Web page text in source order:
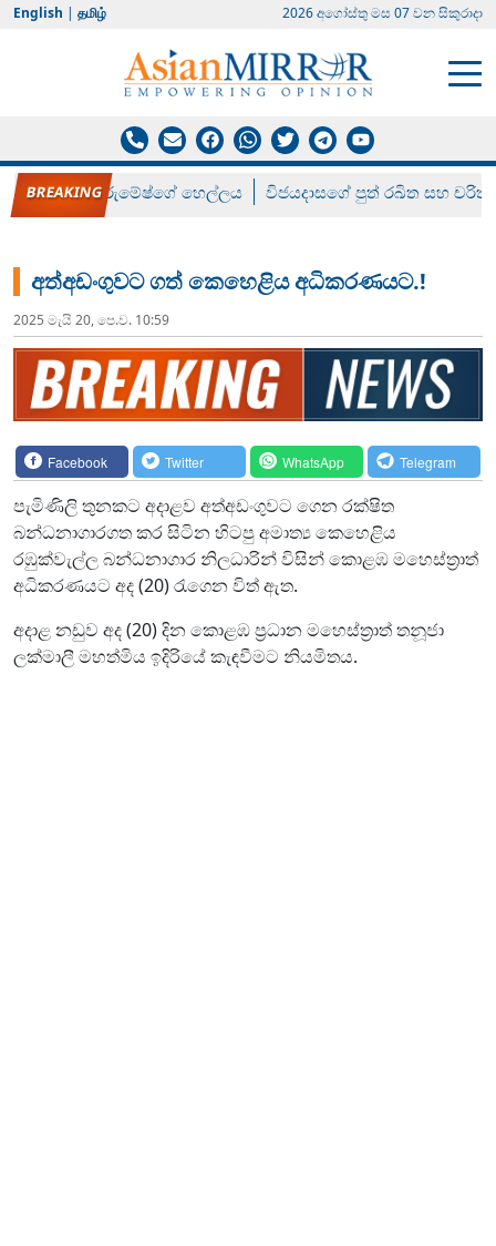
English | தமிழ் 2026 අගෝස්‍තු මස 07 වන සිකුරාදා
රන් ගෙනා රුමේෂ්ගේ හෙල්ලය විජයදාසගේ පුත් රඛිත සහ චරිත්
අත්අඩංගුවට ගත් කෙහෙළිය අධිකරණයට.!
2025 මැයි 20, පෙ.ව. 10:59
Facebook Twitter WhatsApp Telegram
පැමිණිලි තුනකට අදාළව අත්අඩංගුවට ගෙන රක්ෂිත
බන්ධනාගාරගත කර සිටින හිටපු අමාත්‍ය කෙහෙළිය
රඹුක්වැල්ල බන්ධනාගාර නිලධාරින් විසින් කොළඹ මහෙස්ත්‍රාත්
අධිකරණයට අද (20) රැගෙන විත් ඇත.
අදාළ නඩුව අද (20) දින කොළඹ ප්‍රධාන මහෙස්ත්‍රාත් තනූජා
ලක්මාලී මහත්මිය ඉදිරියේ කැඳවීමට නියමිතය.